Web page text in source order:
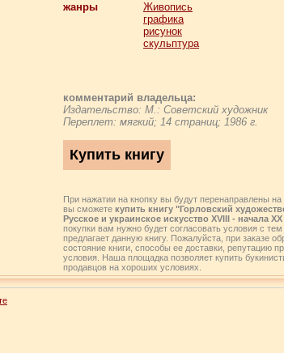
жанры
Живопись
графика
рисунок
скульптура
комментарий владельца:
Издательство: М.: Советский художник
Переплет: мягкий; 14 страниц; 1986 г.
При нажатии на кнопку вы будут перенаправлены
вы сможете купить книгу "Горловский
Русское и украинское искусство XVIII - начала
покупки вам нужно будет согласовать условия с
предлагает данную книгу. Пожалуйста, при заказе
состояние книги, способы ее доставки, репутацию
условия. Наша площадка позволяет купить
продавцов на хороших условиях.